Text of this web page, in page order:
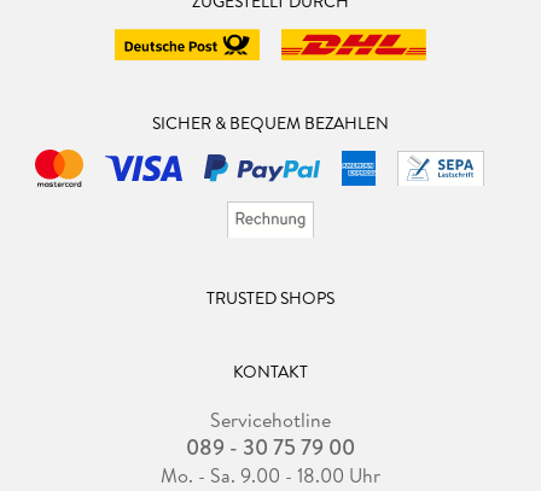
SICHER & BEQUEM BEZAHLEN
TRUSTED SHOPS
KONTAKT
Servicehotline
089 - 30 75 79 00
Mo. - Sa. 9.00 - 18.00 Uhr